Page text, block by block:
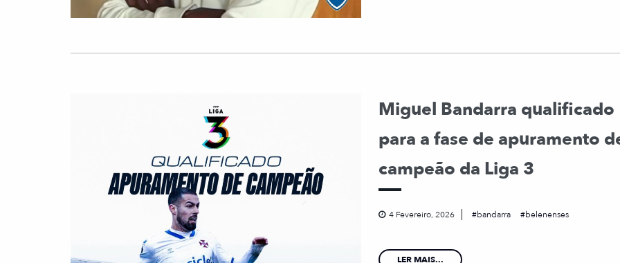
Miguel Bandarra qualificado
para a fase de apuramento
campeão da Liga 3
4 Fevereiro, 2026 bandarra belenenses
LER MAIS...